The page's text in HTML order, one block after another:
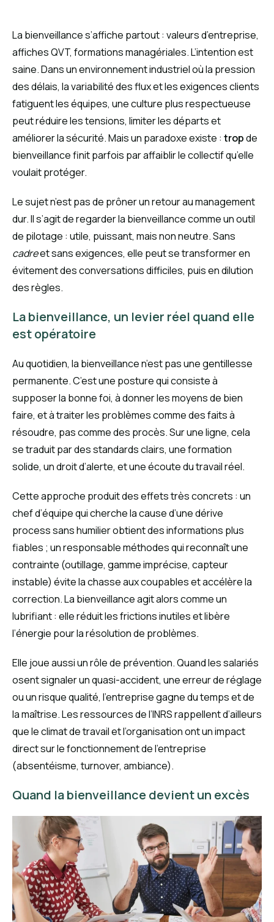
La bienveillance s’affiche partout : valeurs d’entreprise,
affiches QVT, formations managériales. L’intention est
saine. Dans un environnement industriel où la pression
des délais, la variabilité des flux et les exigences clients
fatiguent les équipes, une culture plus respectueuse
peut réduire les tensions, limiter les départs et
améliorer la sécurité. Mais un paradoxe existe : tropde
bienveillance finit parfois par affaiblir le collectif qu’elle
voulait protéger.
Le sujet n’est pas de prôner un retour au management
dur. Il s’agit de regarder la bienveillance comme un outil
de pilotage : utile, puissant, mais non neutre. Sans
cadreet sans exigences, elle peut se transformer en
évitement des conversations difficiles, puis en dilution
des règles.
La bienveillance, un levier réel quand elle
est opératoire
Au quotidien, la bienveillance n’est pas une gentillesse
permanente. C’est une posture qui consiste à
supposer la bonne foi, à donner les moyens de bien
faire, et à traiter les problèmes comme des faits à
résoudre, pas comme des procès. Sur une ligne, cela
se traduit par des standards clairs, une formation
solide, un droit d’alerte, et une écoute du travail réel.
Cette approche produit des effets très concrets : un
chef d’équipe qui cherche la cause d’une dérive
process sans humilier obtient des informations plus
fiables ; un responsable méthodes qui reconnaît une
contrainte (outillage, gamme imprécise, capteur
instable) évite la chasse aux coupables et accélère la
correction. La bienveillance agit alors comme un
lubrifiant : elle réduit les frictions inutiles et libère
l’énergie pour la résolution de problèmes.
Elle joue aussi un rôle de prévention. Quand les salariés
osent signaler un quasi-accident, une erreur de réglage
ou un risque qualité, l’entreprise gagne du temps et de
la maîtrise. Les ressources de l’INRS rappellent d’ailleurs
que le climat de travail et l’organisation ont un impact
direct sur le fonctionnement de l’entreprise
(absentéisme, turnover, ambiance).
Quand la bienveillance devient un excès